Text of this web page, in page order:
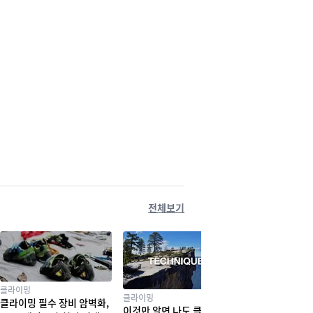
전체보기
클라이밍
클라이밍 필수 장비 암벽화,
클라이밍